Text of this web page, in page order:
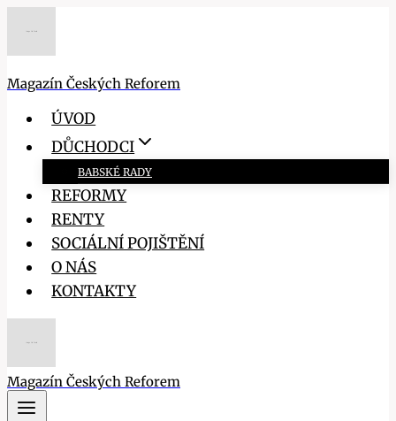
Magazín Českých Reforem
ÚVOD
DŮCHODCI
BABSKÉ RADY
REFORMY
RENTY
SOCIÁLNÍ POJIŠTĚNÍ
O NÁS
KONTAKTY
Magazín Českých Reforem